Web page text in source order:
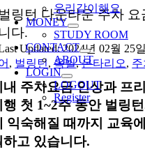
우리같이해요
MONEY
STUDY ROOM
CONTACT
ABOUT
LOGIN
LOGOUT
Register
링턴 다운타운 주차
다.
Updated: 2024년 02월 25
, 벌링턴,옥빌,온타리오,
내 주차요금 인상과 프
행 첫 1~2주 동안 벌링
익숙해질 때까지 교육
하고 있습니다.